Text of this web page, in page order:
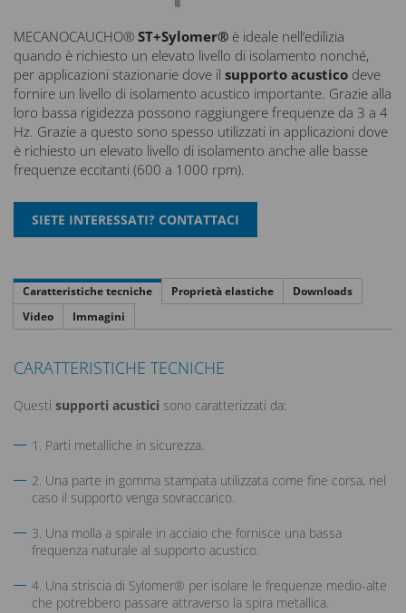
MECANOCAUCHO® ST+Sylomer® è ideale nell’edilizia
quando è richiesto un elevato livello di isolamento nonché,
per applicazioni stazionarie dove il supporto acustico deve
fornire un livello di isolamento acustico importante. Grazie alla
loro bassa rigidezza possono raggiungere frequenze da 3 a 4
Hz. Grazie a questo sono spesso utilizzati in applicazioni dove
è richiesto un elevato livello di isolamento anche alle basse
frequenze eccitanti (600 a 1000 rpm).
Caratteristiche tecniche Proprietà elastiche
Downloads
Video
Immagini
CARATTERISTICHE TECNICHE
Questi supporti acustici sono caratterizzati da:
1. Parti metalliche in sicurezza.
2. Una parte in gomma stampata utilizzata come fine corsa, nel
caso il supporto venga sovraccarico.
3. Una molla a spirale in acciaio che fornisce una bassa
frequenza naturale al supporto acustico.
4. Una striscia di Sylomer® per isolare le frequenze medio-alte
che potrebbero passare attraverso la spira metallica.